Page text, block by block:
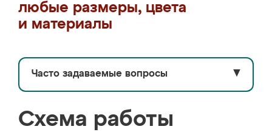
любые размеры, цвета
и материалы
Часто задаваемые вопросы ▼
Схема работы